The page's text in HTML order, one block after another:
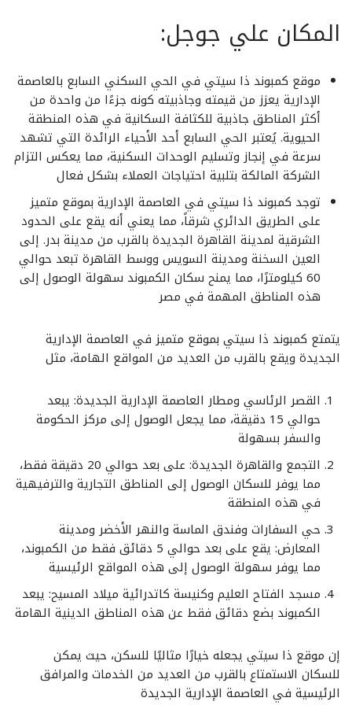
المكان علي جوجل:
موقع كمبوند ذا سيتي في الحي السكني السابع بالعاصمة
الإدارية يعزز من قيمته وجاذبيته كونه جزءًا من واحدة من
أكثر المناطق جاذبية للكثافة السكانية في هذه المنطقة
الحيوية. يُعتبر الحي السابع أحد الأحياء الرائدة التي تشهد
سرعة في إنجاز وتسليم الوحدات السكنية، مما يعكس التزام
الشركة المالكة بتلبية احتياجات العملاء بشكل فعال
توجد كمبوند ذا سيتي في العاصمة الإدارية بموقع متميز
على الطريق الدائري شرقاً، مما يعني أنه يقع على الحدود
الشرقية لمدينة القاهرة الجديدة بالقرب من مدينة بدر. إلى
العين السخنة ومدينة السويس ووسط القاهرة تبعد حوالي
60 كيلومترًا، مما يمنح سكان الكمبوند سهولة الوصول إلى
هذه المناطق المهمة في مصر
يتمتع كمبوند ذا سيتي بموقع متميز في العاصمة الإدارية
الجديدة ويقع بالقرب من العديد من المواقع الهامة، مثل
القصر الرئاسي ومطار العاصمة الإدارية الجديدة: يبعد
حوالي 15 دقيقة، مما يجعل الوصول إلى مركز الحكومة
والسفر بسهولة
التجمع والقاهرة الجديدة: على بعد حوالي 20 دقيقة فقط،
مما يوفر للسكان الوصول إلى المناطق التجارية والترفيهية
في هذه المنطقة
حي السفارات وفندق الماسة والنهر الأخضر ومدينة
المعارض: يقع على بعد حوالي 5 دقائق فقط من الكمبوند،
مما يوفر سهولة الوصول إلى هذه المواقع الرئيسية
مسجد الفتاح العليم وكنيسة كاتدرائية ميلاد المسيح: يبعد
الكمبوند بضع دقائق فقط عن هذه المناطق الدينية الهامة
إن موقع ذا سيتي يجعله خيارًا مثاليًا للسكن، حيث يمكن
للسكان الاستمتاع بالقرب من العديد من الخدمات والمرافق
الرئيسية في العاصمة الإدارية الجديدة